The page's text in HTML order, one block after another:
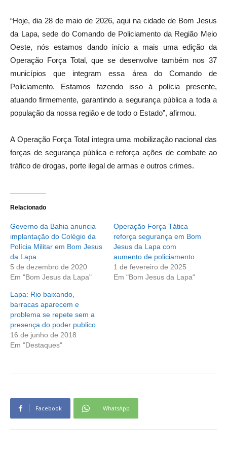
“Hoje, dia 28 de maio de 2026, aqui na cidade de Bom Jesus
da Lapa, sede do Comando de Policiamento da Região Meio
Oeste, nós estamos dando início a mais uma edição da
Operação Força Total, que se desenvolve também nos 37
municípios que integram essa área do Comando de
Policiamento. Estamos fazendo isso à polícia presente,
atuando firmemente, garantindo a segurança pública a toda a
população da nossa região e de todo o Estado”, afirmou.
A Operação Força Total integra uma mobilização nacional das
forças de segurança pública e reforça ações de combate ao
tráfico de drogas, porte ilegal de armas e outros crimes.
Relacionado
Governo da Bahia anuncia
implantação do Colégio da
Polícia Militar em Bom Jesus
da Lapa
5 de dezembro de 2020
Em "Bom Jesus da Lapa"
Operação Força Tática
reforça segurança em Bom
Jesus da Lapa com
aumento de policiamento
1 de fevereiro de 2025
Em "Bom Jesus da Lapa"
Lapa: Rio baixando,
barracas aparecem e
problema se repete sem a
presença do poder publico
16 de junho de 2018
Em "Destaques"
Facebook WhatsApp